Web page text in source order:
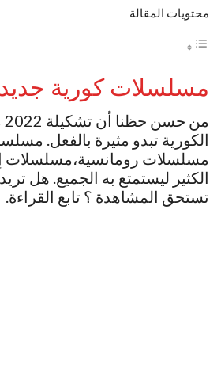
محتويات المقالة
مسلسلات كورية
الكورية تبدو مثيرة بالفعل.
مسلسلات رومانسية،مسلسلات
الكثير ليستمتع به الجميع. هل
تستحق المشاهدة ؟ تابع القراءة.